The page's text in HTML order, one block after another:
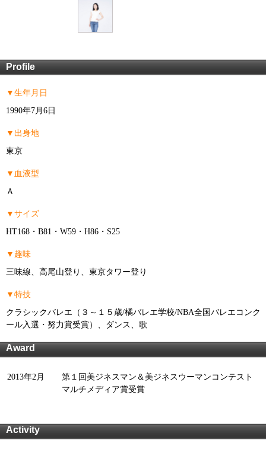
Profile
▼生年月日
1990年7月6日
▼出身地
東京
▼血液型
Ａ
▼サイズ
HT168・B81・W59・H86・S25
▼趣味
三味線、高尾山登り、東京タワー登り
▼特技
クラシックバレエ（３～１５歳/橘バレエ学校/NBA全国バレエコンク
ール入選・努力賞受賞）、ダンス、歌
Award
2013年2月
第１回美ジネスマン＆美ジネスウーマンコンテスト
マルチメディア賞受賞
Activity